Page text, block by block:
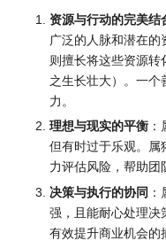
资源与行动的完美结
广泛的人脉和潜在的
则擅长将这些资源转
之生长壮大）。一个
力。
理想与现实的平衡
但有时过于乐观。属
力评估风险，帮助团
决策与执行的协同
强，且能耐心处理决
有效提升商业机会的